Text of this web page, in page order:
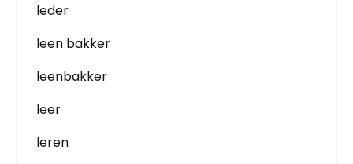
leder
leen bakker
leenbakker
leer
leren